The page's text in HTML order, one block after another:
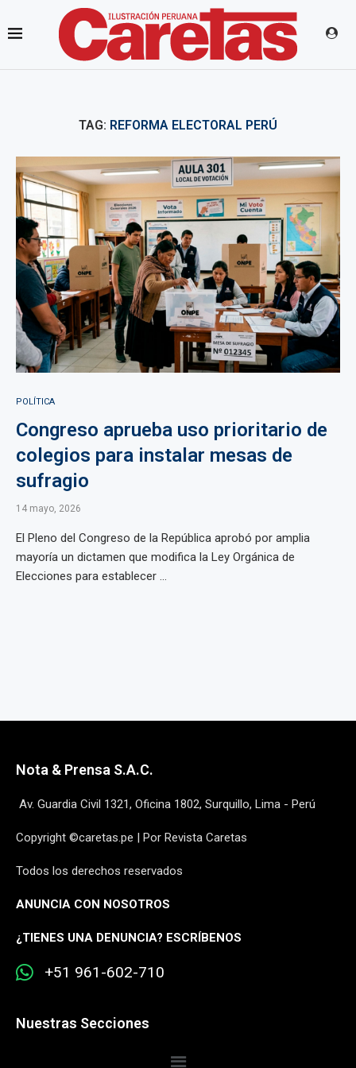
TAG: REFORMA ELECTORAL PERÚ
POLÍTICA
Congreso aprueba uso prioritario de
colegios para instalar mesas de
sufragio
14 mayo, 2026
El Pleno del Congreso de la República aprobó por amplia
mayoría un dictamen que modifica la Ley Orgánica de
Elecciones para establecer ...
Nota & Prensa S.A.C.
Av. Guardia Civil 1321, Oficina 1802, Surquillo, Lima - Perú
Copyright ©caretas.pe | Por Revista Caretas
Todos los derechos reservados
ANUNCIA CON NOSOTROS
¿TIENES UNA DENUNCIA? ESCRÍBENOS
+51 961-602-710
Nuestras Secciones